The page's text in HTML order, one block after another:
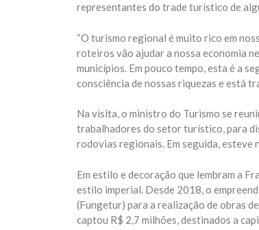
representantes do trade turístico de
“O turismo regional é muito rico em
roteiros vão ajudar a nossa economia
municípios. Em pouco tempo, esta é a
consciência de nossas riquezas e está
Na visita, o ministro do Turismo se
trabalhadores do setor turístico, para
rodovias regionais. Em seguida, esteve
Em estilo e decoração que lembram a
estilo imperial. Desde 2018, o
(Fungetur) para a realização de obras
captou R$ 2,7 milhões, destinados a